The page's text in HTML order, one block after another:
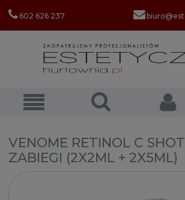
602 626 237
VENOME RETINOL C
ZABIEGI (2X2ML + 2X5ML)